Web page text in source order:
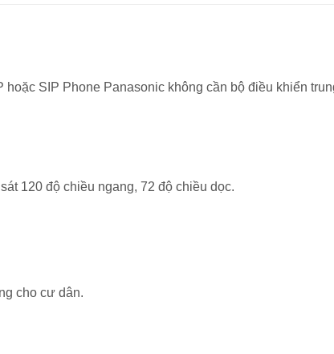
SIP Phone Panasonic không cần bộ điều khiển
120 độ chiều ngang, 72 độ chiều dọc.
cho cư dân.